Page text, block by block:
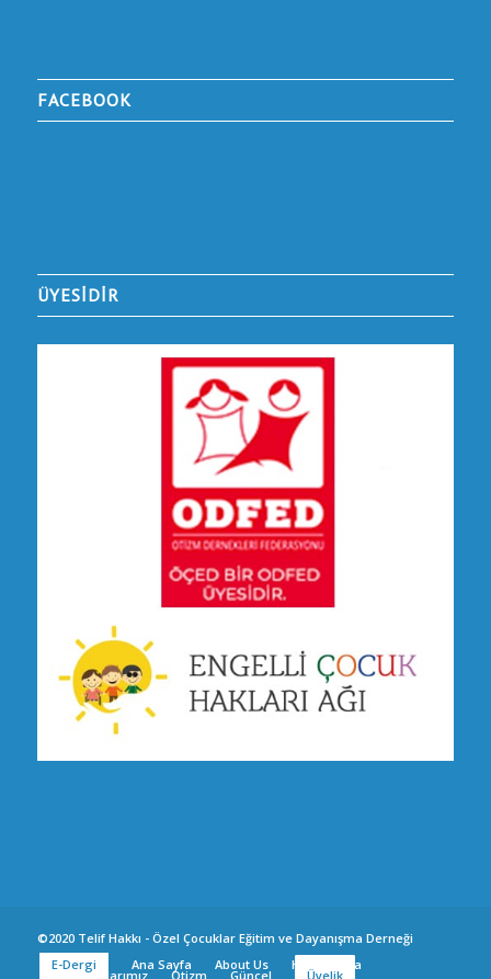
FACEBOOK
ÜYESİDİR
©2020 Telif Hakkı - Özel Çocuklar Eğitim ve Dayanışma Derneği
E-Dergi
Ana Sayfa About Us Hakkımızda
Canlı Yayınlarımız Otizm Güncel Üyelik